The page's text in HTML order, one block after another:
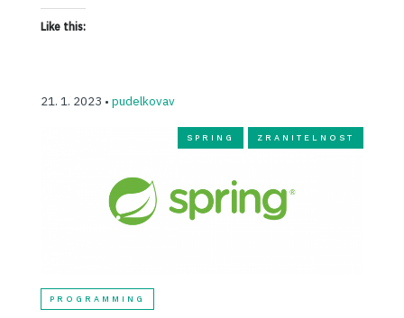
Like this:
21. 1. 2023 • pudelkovav
SPRING ZRANITELNOST
PROGRAMMING